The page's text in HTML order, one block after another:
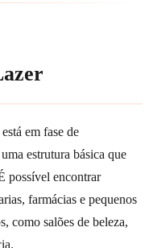
em fase de
estrutura básica que
possível encontrar
farmácias e pequenos
como salões de beleza,